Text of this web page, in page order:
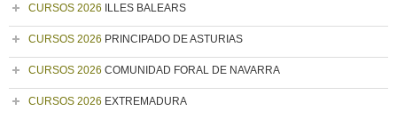
CURSOS 2026 ILLES BALEARS
CURSOS 2026 PRINCIPADO DE ASTURIAS
CURSOS 2026 COMUNIDAD FORAL DE NAVARRA
CURSOS 2026 EXTREMADURA